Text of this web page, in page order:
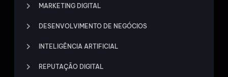
MARKETING DIGITAL
DESENVOLVIMENTO DE NEGÓCIOS
INTELIGÊNCIA ARTIFICIAL
REPUTAÇÃO DIGITAL